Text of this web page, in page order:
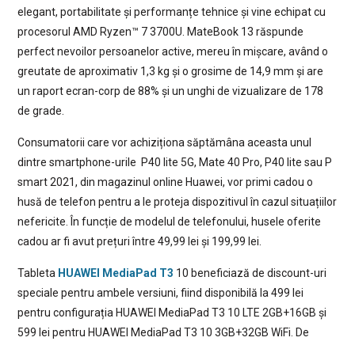
elegant, portabilitate și performanțe tehnice și vine echipat cu
procesorul AMD Ryzen™ 7 3700U. MateBook 13 răspunde
perfect nevoilor persoanelor active, mereu în mișcare, având o
greutate de aproximativ 1,3 kg și o grosime de 14,9 mm și are
un raport ecran-corp de 88% și un unghi de vizualizare de 178
de grade.
Consumatorii care vor achiziționa săptămâna aceasta unul
dintre smartphone-urile P40 lite 5G, Mate 40 Pro, P40 lite sau P
smart 2021, din magazinul online Huawei, vor primi cadou o
husă de telefon pentru a le proteja dispozitivul în cazul situațiilor
nefericite. În funcție de modelul de telefonului, husele oferite
cadou ar fi avut prețuri între 49,99 lei și 199,99 lei.
TabletaHUAWEI MediaPad T3 10 beneficiază de discount-uri
speciale pentru ambele versiuni, fiind disponibilă la 499 lei
pentru configurația HUAWEI MediaPad T3 10 LTE 2GB+16GB și
599 lei pentru HUAWEI MediaPad T3 10 3GB+32GB WiFi. De